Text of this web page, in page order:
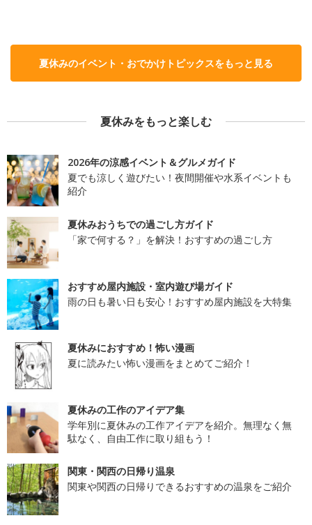
夏休みのイベント・おでかけトピックスをもっと見る
夏休みをもっと楽しむ
2026年の涼感イベント＆グルメガイド
夏でも涼しく遊びたい！夜間開催や水系イベントも
紹介
夏休みおうちでの過ごし方ガイド
「家で何する？」を解決！おすすめの過ごし方
おすすめ屋内施設・室内遊び場ガイド
雨の日も暑い日も安心！おすすめ屋内施設を大特集
夏休みにおすすめ！怖い漫画
夏に読みたい怖い漫画をまとめてご紹介！
夏休みの工作のアイデア集
学年別に夏休みの工作アイデアを紹介。無理なく無
駄なく、自由工作に取り組もう！
関東・関西の日帰り温泉
関東や関西の日帰りできるおすすめの温泉をご紹介